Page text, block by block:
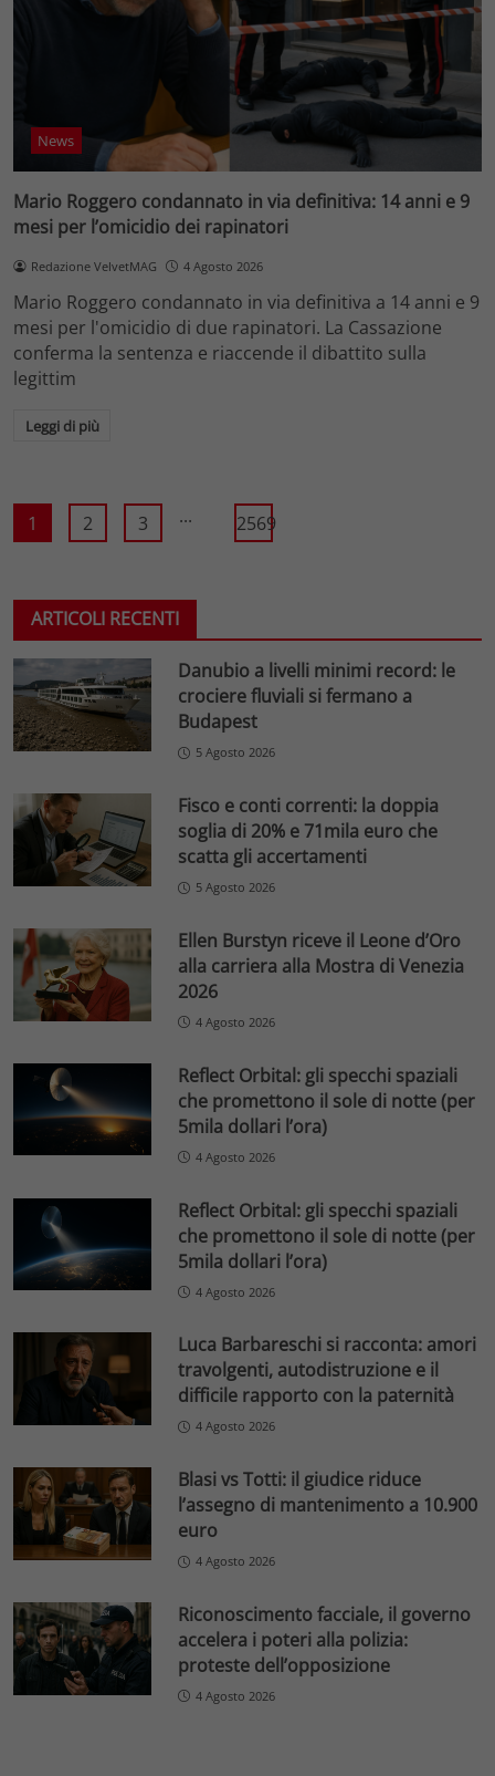
News
Mario Roggero condannato in via definitiva: 14 anni e 9
mesi per l’omicidio dei rapinatori
Redazione VelvetMAG 4 Agosto 2026
Mario Roggero condannato in via definitiva a 14 anni e 9
mesi per l'omicidio di due rapinatori. La Cassazione
conferma la sentenza e riaccende il dibattito sulla
legittim
Leggi di più
1 2 3 ... 2569
ARTICOLI RECENTI
Danubio a livelli minimi record: le
crociere fluviali si fermano a
Budapest
5 Agosto 2026
Fisco e conti correnti: la doppia
soglia di 20% e 71mila euro che
scatta gli accertamenti
5 Agosto 2026
Ellen Burstyn riceve il Leone d’Oro
alla carriera alla Mostra di Venezia
2026
4 Agosto 2026
Reflect Orbital: gli specchi spaziali
che promettono il sole di notte (per
5mila dollari l’ora)
4 Agosto 2026
Reflect Orbital: gli specchi spaziali
che promettono il sole di notte (per
5mila dollari l’ora)
4 Agosto 2026
Luca Barbareschi si racconta: amori
travolgenti, autodistruzione e il
difficile rapporto con la paternità
4 Agosto 2026
Blasi vs Totti: il giudice riduce
l’assegno di mantenimento a 10.900
euro
4 Agosto 2026
Riconoscimento facciale, il governo
accelera i poteri alla polizia:
proteste dell’opposizione
4 Agosto 2026